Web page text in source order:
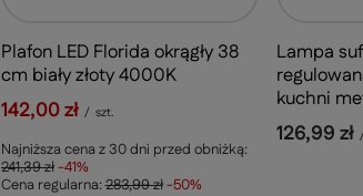
Plafon LED Florida okrągły 38
cm biały złoty 4000K
142,00 zł / szt.
Najniższa cena z 30 dni przed obniżką:
241,39 zł-41%
Cena regularna:283,99 zł-50%
Lampa
kuchni
126,99 zł